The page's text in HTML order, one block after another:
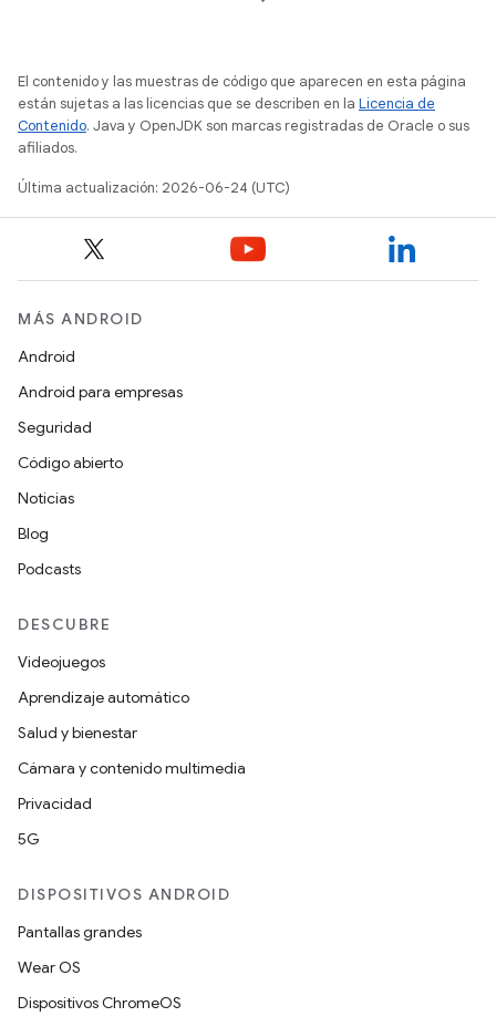
El contenido y las muestras de código que aparecen en esta página
están sujetas a las licencias que se describen en la Licencia de
Contenido. Java y OpenJDK son marcas registradas de Oracle o sus
afiliados.
Última actualización: 2026-06-24 (UTC)
MÁS ANDROID
Android
Android para empresas
Seguridad
Código abierto
Noticias
Blog
Podcasts
DESCUBRE
Videojuegos
Aprendizaje automático
Salud y bienestar
Cámara y contenido multimedia
Privacidad
5G
DISPOSITIVOS ANDROID
Pantallas grandes
Wear OS
Dispositivos ChromeOS